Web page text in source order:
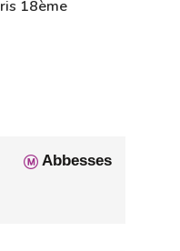
18ème
Abbesses